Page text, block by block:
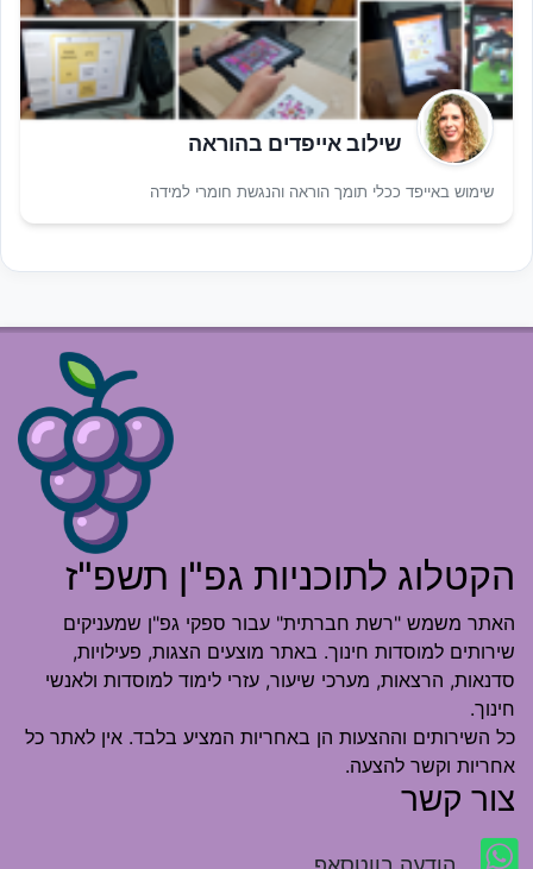
שילוב אייפדים בהוראה
שימוש באייפד ככלי תומך הוראה והנגשת חומרי למידה
הקטלוג לתוכניות גפ"ן תשפ"ז
האתר משמש "רשת חברתית" עבור ספקי גפ"ן שמעניקים
שירותים למוסדות חינוך. באתר מוצעים הצגות, פעילויות,
סדנאות, הרצאות, מערכי שיעור, עזרי לימוד למוסדות ולאנשי
חינוך.
כל השירותים וההצעות הן באחריות המציע בלבד. אין לאתר כל
אחריות וקשר להצעה.
צור קשר